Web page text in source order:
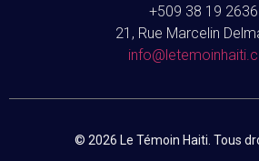
+509 38 19 2636
21, Rue Marcelin
© 2026 Le Témoin Haiti. Tous